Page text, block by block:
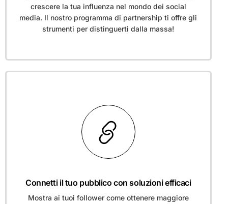
crescere la tua influenza nel mondo dei social
media. Il nostro programma di partnership ti offre gli
strumenti per distinguerti dalla massa!
Connetti il tuo pubblico con soluzioni efficaci
Mostra ai tuoi follower come ottenere maggiore